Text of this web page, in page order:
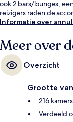
ook 2 bars/lounges,
reizigers raden de
behulpzame personeel.
Informatie over
Meer over
Overzicht
Grootte
216 kamers
Verdeeld